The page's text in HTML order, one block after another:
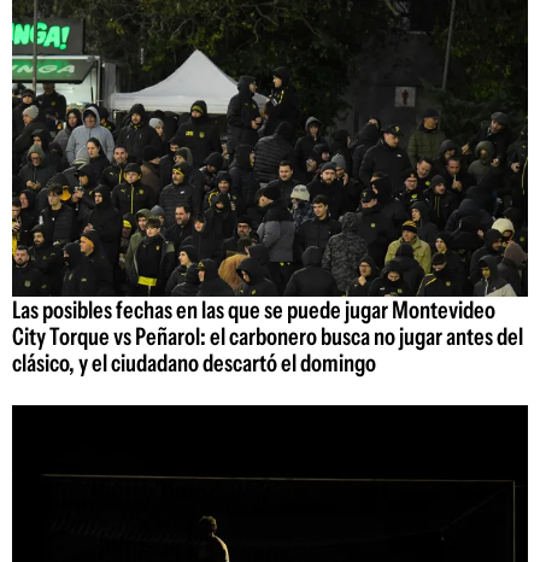
Las posibles fechas en las que se puede jugar Montevideo
City Torque vs Peñarol: el carbonero busca no jugar antes del
clásico, y el ciudadano descartó el domingo